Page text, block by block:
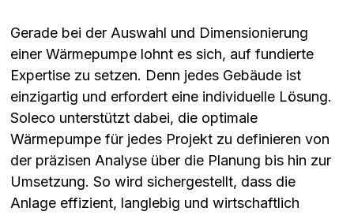
Gerade bei der Auswahl und Dimensionierung
einer Wärmepumpe lohnt es sich, auf fundierte
Expertise zu setzen. Denn jedes Gebäude ist
einzigartig und erfordert eine individuelle Lösung.
Soleco unterstützt dabei, die optimale
Wärmepumpe für jedes Projekt zu definieren von
der präzisen Analyse über die Planung bis hin zur
Umsetzung. So wird sichergestellt, dass die
Anlage effizient, langlebig und wirtschaftlich